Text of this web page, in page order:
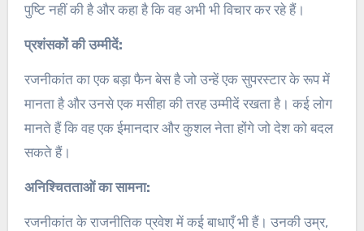
पुष्टि नहीं की है और कहा है कि वह अभी भी विचार कर रहे हैं।
प्रशंसकों की उम्मीदें:
रजनीकांत का एक बड़ा फैन बेस है जो उन्हें एक सुपरस्टार के रूप में
मानता है और उनसे एक मसीहा की तरह उम्मीदें रखता है। कई लोग
मानते हैं कि वह एक ईमानदार और कुशल नेता होंगे जो देश को बदल
सकते हैं।
अनिश्चितताओं का सामना:
रजनीकांत के राजनीतिक प्रवेश में कई बाधाएँ भी हैं। उनकी उम्र,